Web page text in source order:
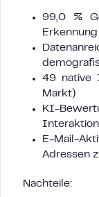
99,0 %
Erkennung
49 native
Markt)
KI-
E-Mail-
Adressen
Nachteile: